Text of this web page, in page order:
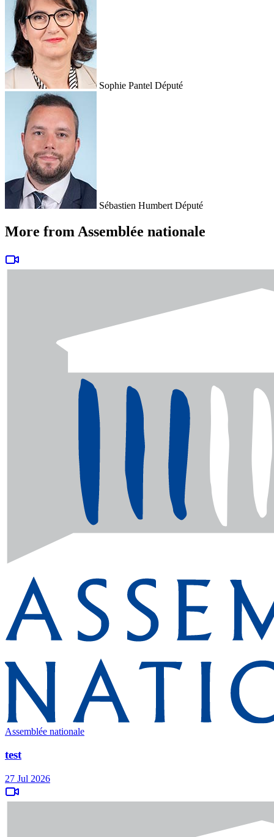
Sophie Pantel Député
Sébastien Humbert Député
More from Assemblée nationale
Assemblée nationale
test
27 Jul 2026